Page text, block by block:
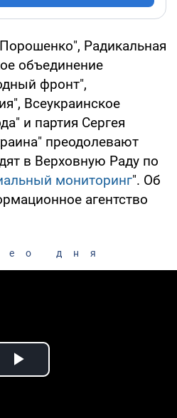
Радикальная
объединение
фронт",
Всеукраинское
и партия Сергея
преодолевают
в Верховную Раду по
мониторинг". Об
агентство
дня
Play Video